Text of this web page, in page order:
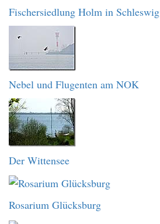
Fischersiedlung Holm in Schleswig
Nebel und Flugenten am NOK
Der Wittensee
Rosarium Glücksburg